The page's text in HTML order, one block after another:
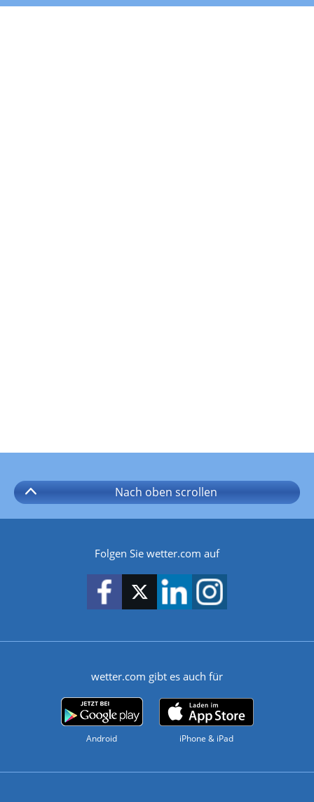
Nach oben scrollen
Folgen Sie wetter.com auf
wetter.com gibt es auch für
Android iPhone & iPad